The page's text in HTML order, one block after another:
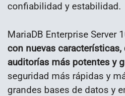
confiabilidad y estabilidad.
MariaDB Enterprise Server
con nuevas características,
auditorías más potentes y
seguridad más rápidas y
grandes bases de datos y